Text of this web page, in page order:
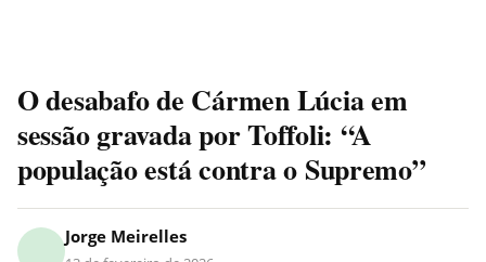
O desabafo de Cármen Lúcia em
sessão gravada por Toffoli: “A
população está contra o Supremo”
Jorge Meirelles